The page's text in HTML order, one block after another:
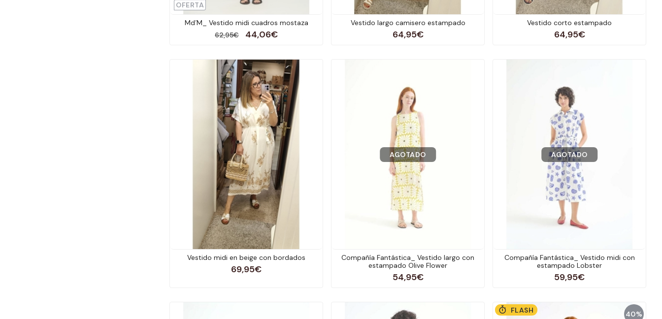
OFERTA
Md´M_ Vestido midi cuadros mostaza
62,95€
44,06€
Vestido largo camisero estampado
64,95€
Vestido corto estampado
64,95€
Vestido midi en beige con bordados
69,95€
AGOTADO
Compañía Fantástica_ Vestido largo con
estampado Olive Flower
54,95€
AGOTADO
Compañía Fantástica_ Vestido midi con
estampado Lobster
59,95€
40%
FLASH